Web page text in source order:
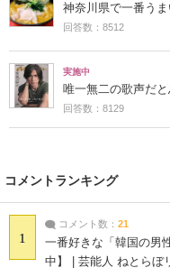
神奈川県で一番う
回答数：8512
実施中
唯一無二の歌声だ
回答数：8129
コメントランキング
1
コメント数： 21
一番好きな「韓国の男
中】 | 芸能人 ねとらぼ